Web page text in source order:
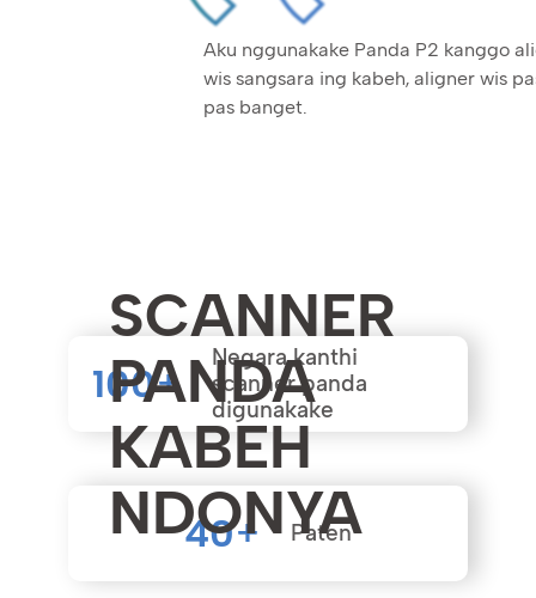
Aku nggunakake Panda P2 kanggo
wis sangsara ing kabeh, aligner wis
pas banget.
SCANNER
PANDA
KABEH
NDONYA
100+
Negara kanthi
scanner panda
digunakake
40+ Paten